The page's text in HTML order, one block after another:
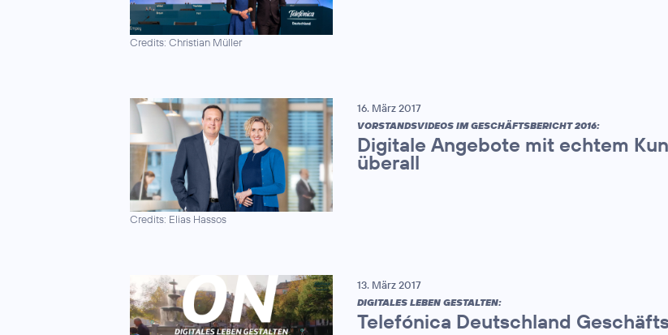
Credits: Christian Müller
Credits: Elias Hassos
16. März 2017
VORSTANDSVIDEOS IM GESCHÄFTSBERICHT 2016:
Digitale Angebote mit echtem
überall
13. März 2017
DIGITALES LEBEN GESTALTEN:
Telefónica Deutschland